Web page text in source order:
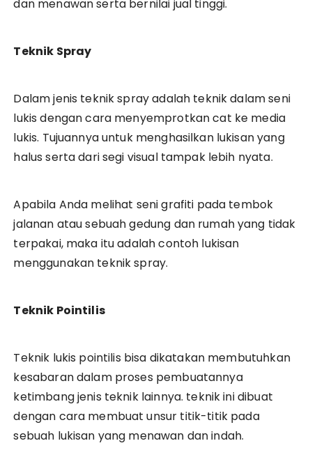
dan menawan serta bernilai jual tinggi.
Teknik Spray
Dalam jenis teknik spray adalah teknik dalam seni
lukis dengan cara menyemprotkan cat ke media
lukis. Tujuannya untuk menghasilkan lukisan yang
halus serta dari segi visual tampak lebih nyata.
Apabila Anda melihat seni grafiti pada tembok
jalanan atau sebuah gedung dan rumah yang tidak
terpakai, maka itu adalah contoh lukisan
menggunakan teknik spray.
Teknik Pointilis
Teknik lukis pointilis bisa dikatakan membutuhkan
kesabaran dalam proses pembuatannya
ketimbang jenis teknik lainnya. teknik ini dibuat
dengan cara membuat unsur titik-titik pada
sebuah lukisan yang menawan dan indah.